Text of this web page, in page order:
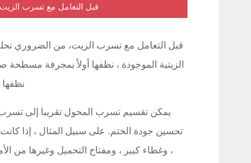
قبل التعامل مع تسرب
قبل التعامل مع تسرب الزيت، من الضروري
الزيتية الموجودة ، نظفها أولاً بمجرفة
يمكن تقسيم تسرب المحول تقريبا إلى
تحسين جودة الختم. على سبيل المثال ، إذا
، وغطاء كبير ، ومفتاح التحميل وغيرها من